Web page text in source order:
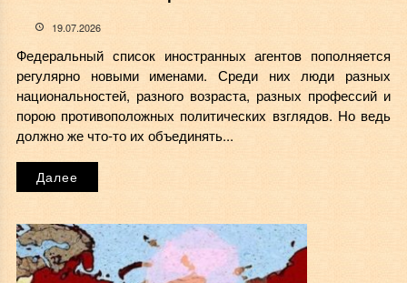
19.07.2026
Федеральный список иностранных агентов пополняется
регулярно новыми именами. Среди них люди разных
национальностей, разного возраста, разных профессий и
порою противоположных политических взглядов. Но ведь
должно же что-то их объединять...
Далее